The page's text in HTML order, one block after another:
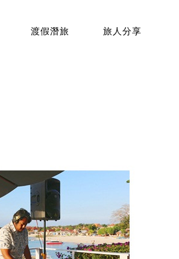
渡假潛旅 旅人分享